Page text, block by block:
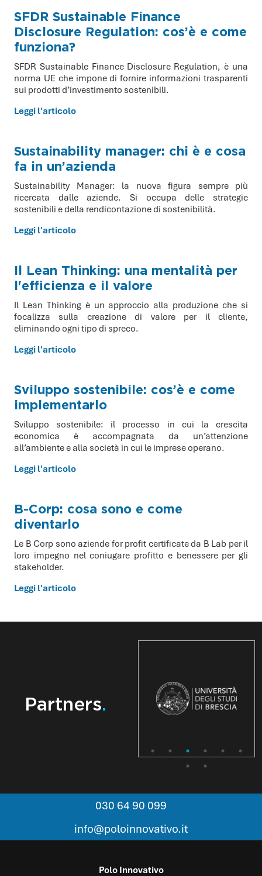
SFDR Sustainable Finance
Disclosure Regulation: cos’è e come
funziona?
SFDR Sustainable Finance Disclosure Regulation, è una
norma UE che impone di fornire informazioni trasparenti
sui prodotti d’investimento sostenibili.
Leggi l'articolo
Sustainability manager: chi è e cosa
fa in un’azienda
Sustainability Manager: la nuova figura sempre più
ricercata dalle aziende. Si occupa delle strategie
sostenibili e della rendicontazione di sostenibilità.
Leggi l'articolo
Il Lean Thinking: una mentalità per
l'efficienza e il valore
Il Lean Thinking è un approccio alla produzione che si
focalizza sulla creazione di valore per il cliente,
eliminando ogni tipo di spreco.
Leggi l'articolo
Sviluppo sostenibile: cos’è e come
implementarlo
Sviluppo sostenibile: il processo in cui la crescita
economica è accompagnata da un’attenzione
all’ambiente e alla società in cui le imprese operano.
Leggi l'articolo
B-Corp: cosa sono e come
diventarlo
Le B Corp sono aziende for profit certificate da B Lab per il
loro impegno nel coniugare profitto e benessere per gli
stakeholder.
Leggi l'articolo
Partners.
030 64 90 099
info@poloinnovativo.it
Polo Innovativo